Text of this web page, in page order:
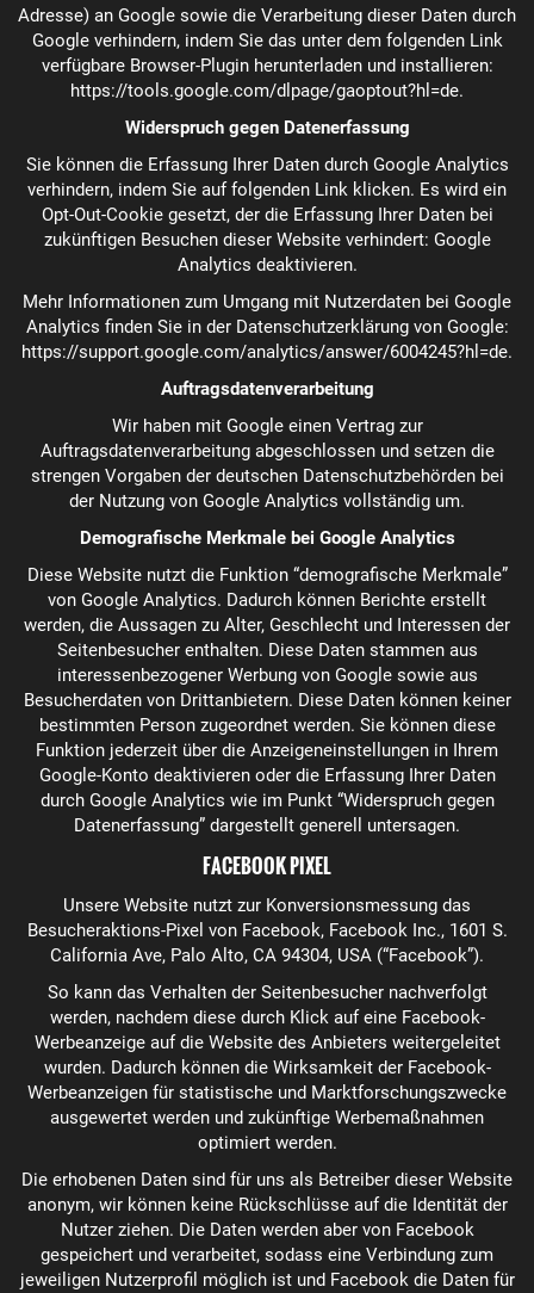
Adresse) an Google sowie die Verarbeitung dieser Daten durch
Google verhindern, indem Sie das unter dem folgenden Link
verfügbare Browser-Plugin herunterladen und installieren:
https://tools.google.com/dlpage/gaoptout?hl=de.
Widerspruch gegen Datenerfassung
Sie können die Erfassung Ihrer Daten durch Google Analytics
verhindern, indem Sie auf folgenden Link klicken. Es wird ein
Opt-Out-Cookie gesetzt, der die Erfassung Ihrer Daten bei
zukünftigen Besuchen dieser Website verhindert: Google
Analytics deaktivieren.
Mehr Informationen zum Umgang mit Nutzerdaten bei Google
Analytics finden Sie in der Datenschutzerklärung von Google:
https://support.google.com/analytics/answer/6004245?hl=de.
Auftragsdatenverarbeitung
Wir haben mit Google einen Vertrag zur
Auftragsdatenverarbeitung abgeschlossen und setzen die
strengen Vorgaben der deutschen Datenschutzbehörden bei
der Nutzung von Google Analytics vollständig um.
Demografische Merkmale bei Google Analytics
Diese Website nutzt die Funktion “demografische Merkmale”
von Google Analytics. Dadurch können Berichte erstellt
werden, die Aussagen zu Alter, Geschlecht und Interessen der
Seitenbesucher enthalten. Diese Daten stammen aus
interessenbezogener Werbung von Google sowie aus
Besucherdaten von Drittanbietern. Diese Daten können keiner
bestimmten Person zugeordnet werden. Sie können diese
Funktion jederzeit über die Anzeigeneinstellungen in Ihrem
Google-Konto deaktivieren oder die Erfassung Ihrer Daten
durch Google Analytics wie im Punkt “Widerspruch gegen
Datenerfassung” dargestellt generell untersagen.
FACEBOOK PIXEL
Unsere Website nutzt zur Konversionsmessung das
Besucheraktions-Pixel von Facebook, Facebook Inc., 1601 S.
California Ave, Palo Alto, CA 94304, USA (“Facebook”).
So kann das Verhalten der Seitenbesucher nachverfolgt
werden, nachdem diese durch Klick auf eine Facebook-
Werbeanzeige auf die Website des Anbieters weitergeleitet
wurden. Dadurch können die Wirksamkeit der Facebook-
Werbeanzeigen für statistische und Marktforschungszwecke
ausgewertet werden und zukünftige Werbemaßnahmen
optimiert werden.
Die erhobenen Daten sind für uns als Betreiber dieser Website
anonym, wir können keine Rückschlüsse auf die Identität der
Nutzer ziehen. Die Daten werden aber von Facebook
gespeichert und verarbeitet, sodass eine Verbindung zum
jeweiligen Nutzerprofil möglich ist und Facebook die Daten für